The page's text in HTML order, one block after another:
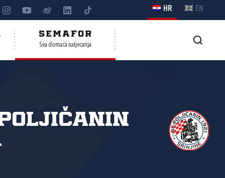
HR EN
SEMAFOR
Sva domaća natjecanja
Poljičanin